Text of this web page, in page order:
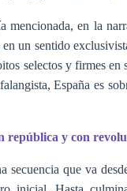
mencionada, en la
un sentido
selectos y firmes
España es
república y con
secuencia que va